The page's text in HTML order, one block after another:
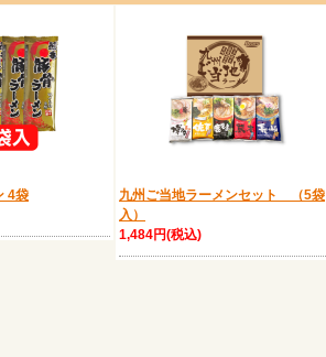
4袋
九州ご当地ラーメンセット （5袋
入）
1,484円(税込)